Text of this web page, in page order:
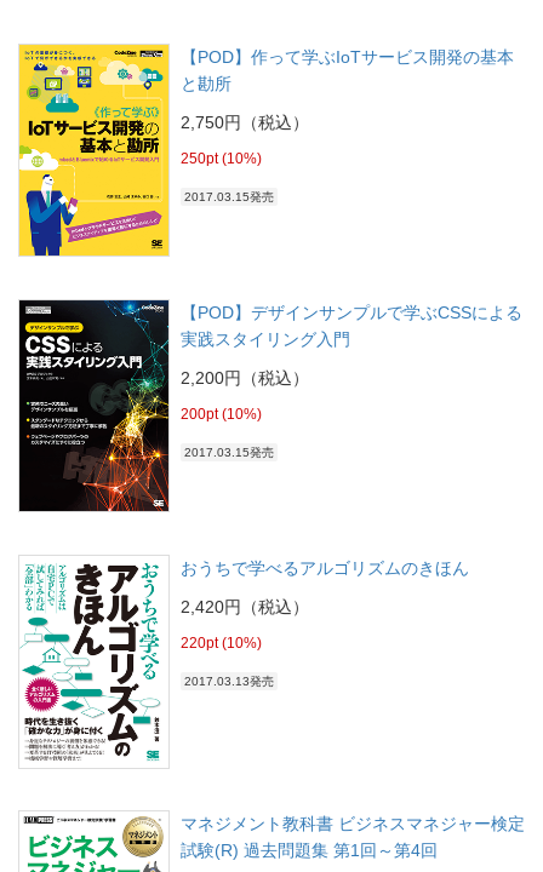
【POD】作って学ぶIoTサービス開発の基本
と勘所
2,750円（税込）
250pt (10%)
2017.03.15発売
【POD】デザインサンプルで学ぶCSSによる
実践スタイリング入門
2,200円（税込）
200pt (10%)
2017.03.15発売
おうちで学べるアルゴリズムのきほん
2,420円（税込）
220pt (10%)
2017.03.13発売
マネジメント教科書 ビジネスマネジャー検定
試験(R) 過去問題集 第1回～第4回